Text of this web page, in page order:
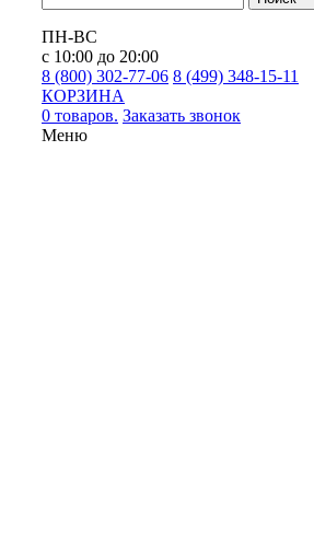
ПН-ВС
с 10:00 до 20:00
8 (800) 302-77-06 8 (499) 348-15-11
КОРЗИНА
0 товаров. Заказать звонок
Меню